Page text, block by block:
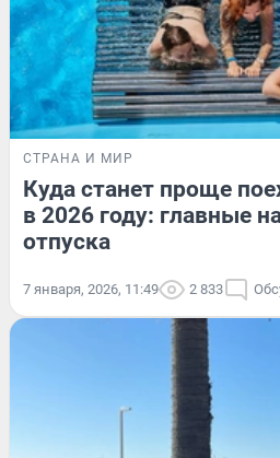
СТРАНА И МИР
Куда станет проще
в 2026 году: главные
отпуска
7 января, 2026, 11:49 2 833